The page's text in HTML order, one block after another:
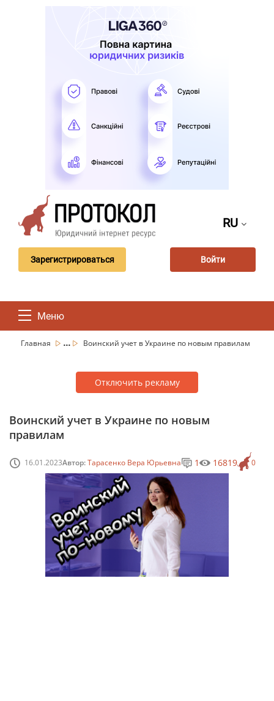
RU
Зарегистрироваться Войти
Меню
Главная ... Воинский учет в Украине по новым правилам
Отключить рекламу
Воинский учет в Украине по новым
правилам
16.01.2023Автор:Тарасенко Вера Юрьевна 0
1 16819